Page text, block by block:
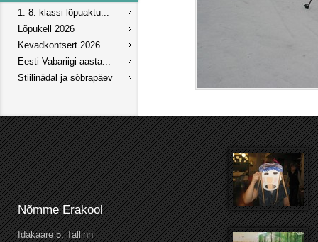
1.-8. klassi lõpuaktu...
Lõpukell 2026
Kevadkontsert 2026
Eesti Vabariigi aasta...
Stiilinädal ja sõbrapäev
Nõmme Erakool
Idakaare 5, Tallinn